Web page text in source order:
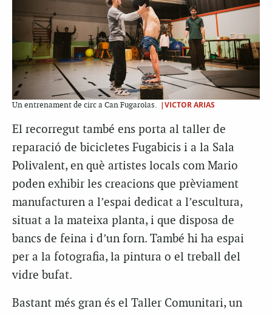
Un entrenament de circ a Can Fugarolas. |VICTOR ARIAS
El recorregut també ens porta al taller de
reparació de bicicletes Fugabicis i a la Sala
Polivalent, en què artistes locals com Mario
poden exhibir les creacions que prèviament
manufacturen a l’espai dedicat a l’escultura,
situat a la mateixa planta, i que disposa de
bancs de feina i d’un forn. També hi ha espai
per a la fotografia, la pintura o el treball del
vidre bufat.
Bastant més gran és el Taller Comunitari, un